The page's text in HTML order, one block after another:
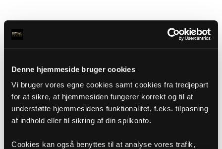
Denne hjemmeside bruger cookies
Vi bruger vores egne cookies samt cookies fra tredjepart
for at sikre, at hjemmesiden fungerer korrekt og til at
understøtte hjemmesidens funktionalitet, f.eks. tilpasning
af indhold eller til sikring af din spilkonto.
Cookies kan også benyttes til at analyse vores trafik,